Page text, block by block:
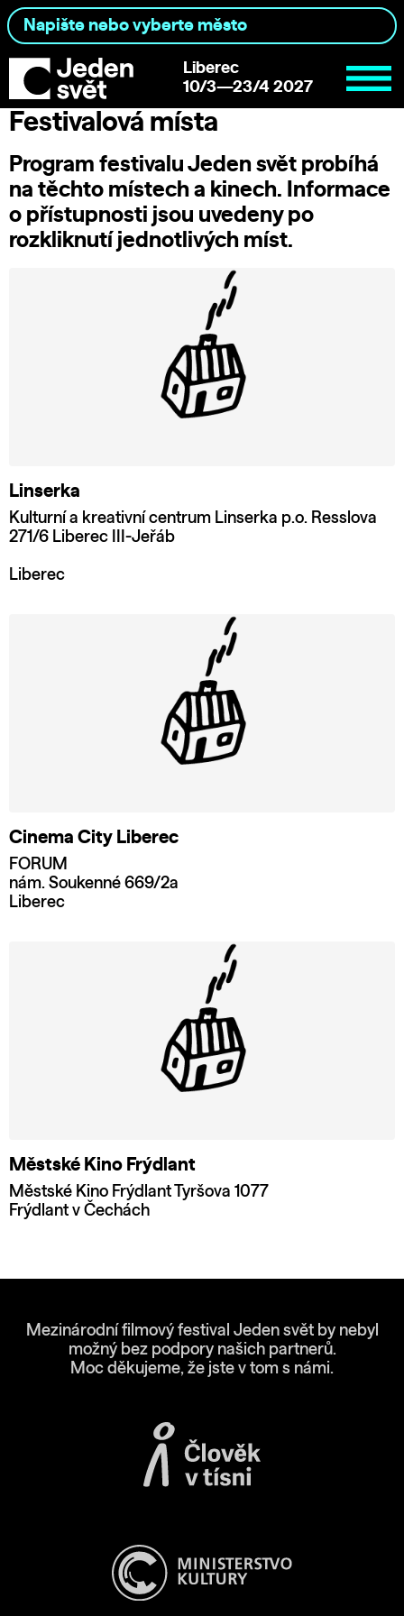
Liberec
10/3—23/4 2027
Festivalová místa
Program festivalu Jeden svět probíhá
na těchto místech a kinech. Informace
o přístupnosti jsou uvedeny po
rozkliknutí jednotlivých míst.
Linserka
Kulturní a kreativní centrum Linserka p.o. Resslova
271/6 Liberec III-Jeřáb
Liberec
Cinema City Liberec
FORUM
nám. Soukenné 669/2a
Liberec
Městské Kino Frýdlant
Městské Kino Frýdlant Tyršova 1077
Frýdlant v Čechách
Mezinárodní filmový festival Jeden svět by nebyl
možný bez podpory našich partnerů.
Moc děkujeme, že jste v tom s námi.